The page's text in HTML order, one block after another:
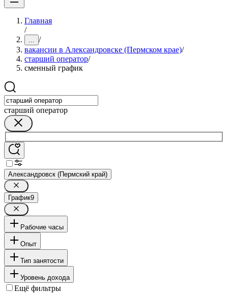
Главная
/
... /
вакансии в Александровске (Пермском крае)/
старший оператор/
сменный график
старший оператор
Александровск (Пермский край)
График9
Рабочие часы
Опыт
Тип занятости
Уровень дохода
Ещё фильтры